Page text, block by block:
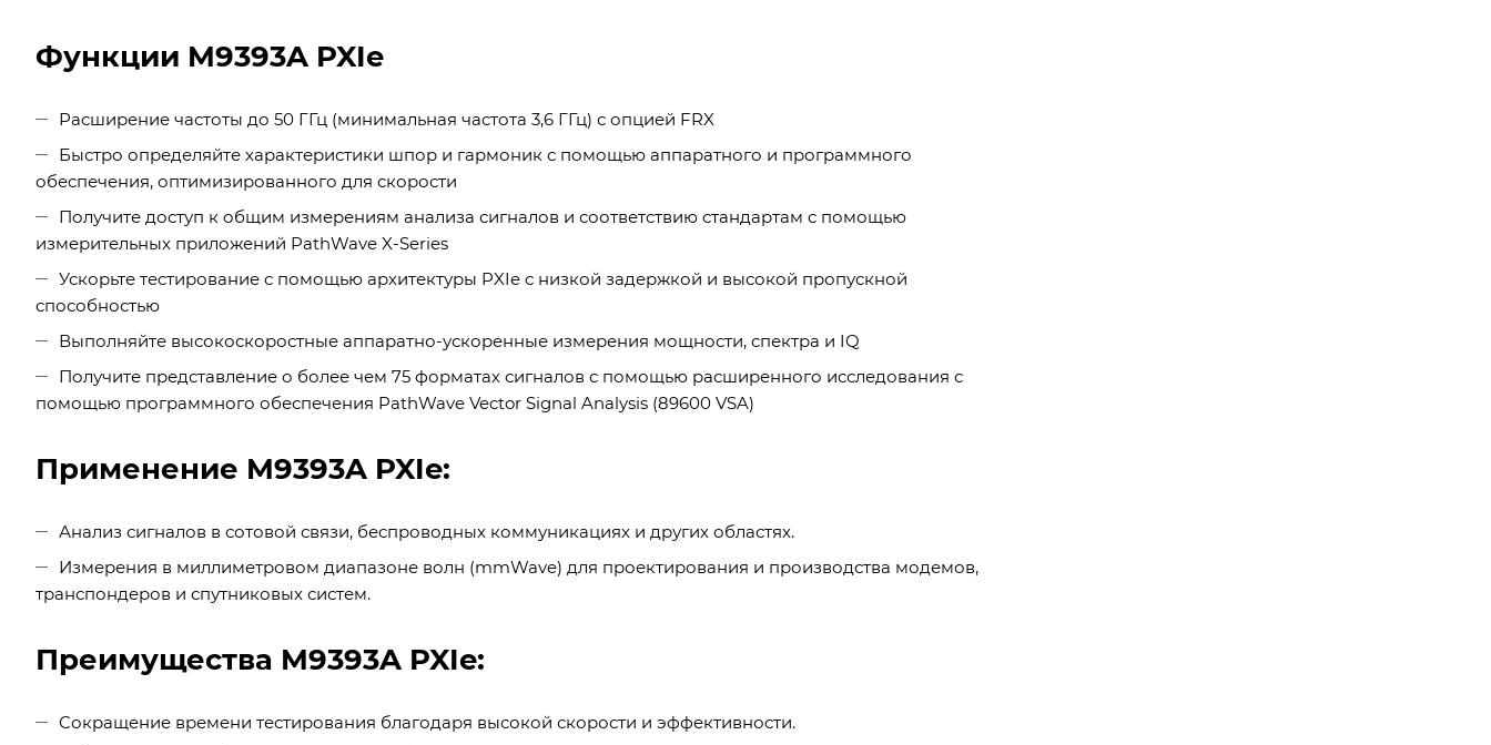
Функции M9393A PXIe
Расширение частоты до 50 ГГц (минимальная частота 3,6 ГГц) с опцией FRX
Быстро определяйте характеристики шпор и гармоник с помощью аппаратного и программного
обеспечения, оптимизированного для скорости
Получите доступ к общим измерениям анализа сигналов и соответствию стандартам с помощью
измерительных приложений PathWave X-Series
Ускорьте тестирование с помощью архитектуры PXIe с низкой задержкой и высокой пропускной
способностью
Выполняйте высокоскоростные аппаратно-ускоренные измерения мощности, спектра и IQ
Получите представление о более чем 75 форматах сигналов с помощью расширенного исследования с
помощью программного обеспечения PathWave Vector Signal Analysis (89600 VSA)
Применение M9393A PXIe:
Анализ сигналов в сотовой связи, беспроводных коммуникациях и других областях.
Измерения в миллиметровом диапазоне волн (mmWave) для проектирования и производства модемов,
транспондеров и спутниковых систем.
Преимущества M9393A PXIe:
Сокращение времени тестирования благодаря высокой скорости и эффективности.